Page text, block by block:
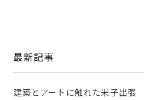
最新記事
建築とアートに触れた米子出張